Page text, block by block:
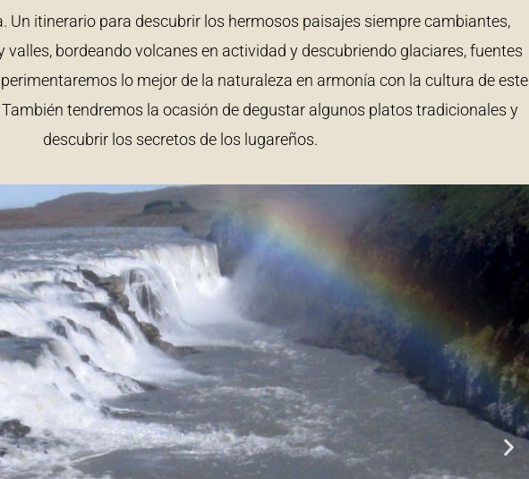
Un itinerario para descubrir los hermosos paisajes siempre cambiantes,
valles, bordeando volcanes en actividad y descubriendo glaciares, fuentes
lo mejor de la naturaleza en armonía con la cultura de este
tendremos la ocasión de degustar algunos platos tradicionales y
descubrir los secretos de los lugareños.